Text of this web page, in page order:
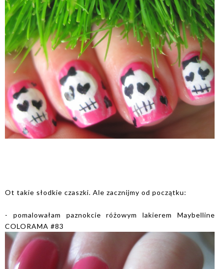
Ot takie słodkie czaszki. Ale zacznijmy od początku:
- pomalowałam paznokcie różowym lakierem Maybelline
COLORAMA #83